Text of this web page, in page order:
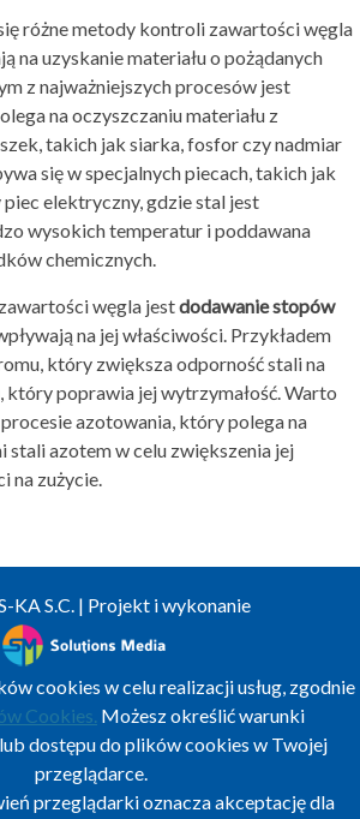
różne metody kontroli zawartości węgla
na uzyskanie materiału o pożądanych
z najważniejszych procesów jest
na oczyszczaniu materiału z
takich jak siarka, fosfor czy nadmiar
się w specjalnych piecach, takich jak
elektryczny, gdzie stal jest
wysokich temperatur i poddawana
chemicznych.
węgla jestdodawanie stopów
na jej właściwości. Przykładem
który zwiększa odporność stali na
który poprawia jej wytrzymałość. Warto
azotowania, który polega na
stali azotem w celu zwiększenia jej
na zużycie.
KA S.C. | Projekt i wykonanie
cookies w celu realizacji usług, zgodnie
Cookies. Możesz określić warunki
dostępu do plików cookies w Twojej
przeglądarce.
przeglądarki oznacza akceptację dla